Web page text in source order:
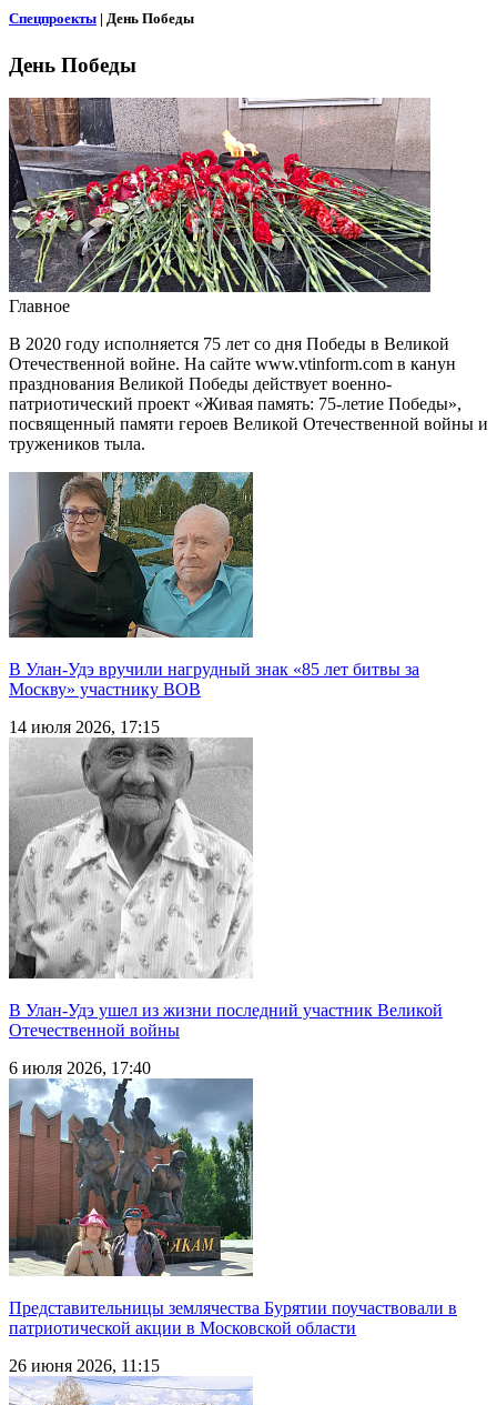
Спецпроекты | День Победы
День Победы
Главное
В 2020 году исполняется 75 лет со дня Победы в Великой
Отечественной войне. На сайте www.vtinform.com в канун
празднования Великой Победы действует военно-
патриотический проект «Живая память: 75-летие Победы»,
посвященный памяти героев Великой Отечественной войны и
тружеников тыла.
В Улан-Удэ вручили нагрудный знак «85 лет битвы за
Москву» участнику ВОВ
14 июля 2026, 17:15
В Улан-Удэ ушел из жизни последний участник Великой
Отечественной войны
6 июля 2026, 17:40
Представительницы землячества Бурятии поучаствовали в
патриотической акции в Московской области
26 июня 2026, 11:15